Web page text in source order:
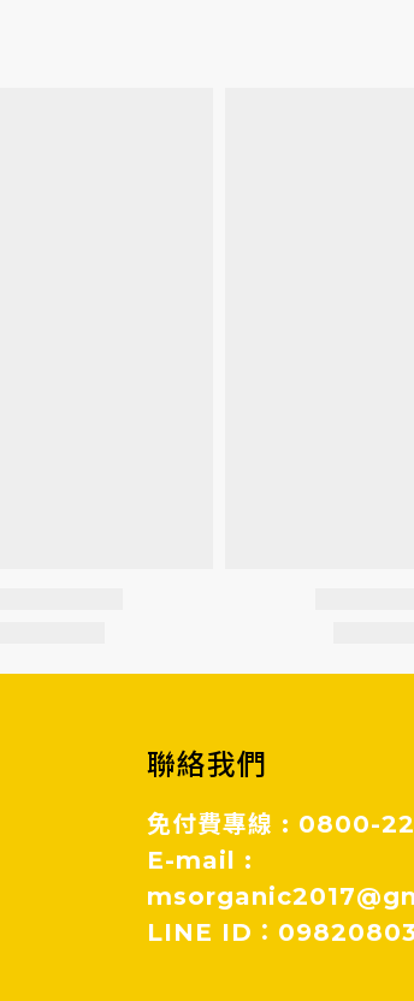
聯絡我們
免付費專線 : 0800-
E-mail :
LINE ID：